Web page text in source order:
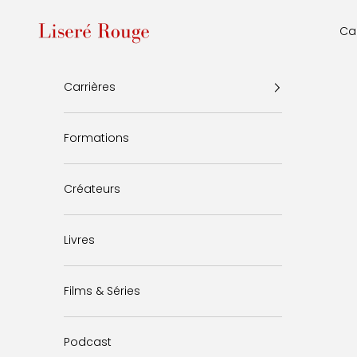
Liseré Rouge
Carrières
Formations
Créateurs
Livres
Films & Séries
Podcast